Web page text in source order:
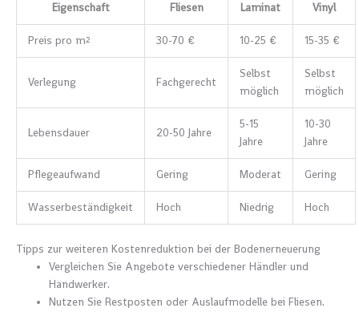
Eigenschaft
Fliesen Laminat Vinyl
Preis pro m² 30-70 € 10-25 € 15-35 €
Verlegung Fachgerecht
Selbst
möglich
Selbst
möglich
Lebensdauer 20-50 Jahre
5-15
Jahre
10-30
Jahre
Pflegeaufwand Gering Moderat Gering
Wasserbeständigkeit Hoch Niedrig Hoch
Tipps zur weiteren Kostenreduktion bei der Bodenerneuerung
Vergleichen Sie Angebote verschiedener Händler und
Handwerker.
Nutzen Sie Restposten oder Auslaufmodelle bei Fliesen.